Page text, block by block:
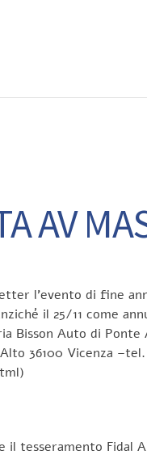
AV
l’evento di fine
il 25/11 come
Bisson Auto di Ponte
36100 Vicenza
tesseramento Fidal